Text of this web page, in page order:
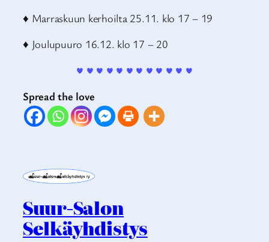
♦ Marraskuun kerhoilta 25.11. klo 17 – 19
♦ Joulupuuro 16.12. klo 17 – 20
♥ ♥ ♥ ♥ ♥ ♥ ♥ ♥ ♥ ♥ ♥ ♥
Spread the love
Suur-Salon
Selkäyhdistys